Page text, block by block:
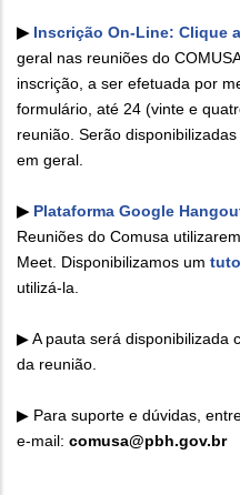
▶ Inscrição On-Line: Clique
geral nas reuniões do
inscrição, a ser efetuada por
formulário, até 24 (vinte e
reunião. Serão
em geral.
▶ Plataforma Google
Reuniões do Comusa
Meet. Disponibilizamos um
utilizá-la.
▶ A pauta será disponibilizada
da reunião.
▶ Para suporte e dúvidas,
e-mail: comusa@pbh.gov.br